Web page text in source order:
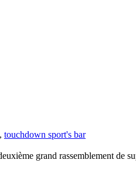
, touchdown sport's bar
grand rassemblement de